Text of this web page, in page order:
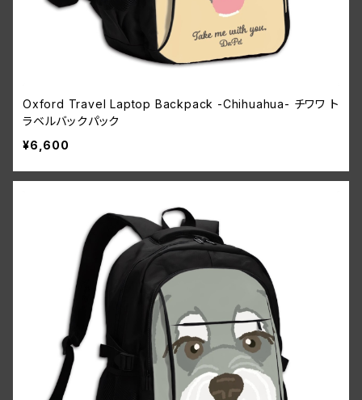
Oxford Travel Laptop Backpack -Chihuahua- チワワ ト
ラベルバックパック
¥6,600